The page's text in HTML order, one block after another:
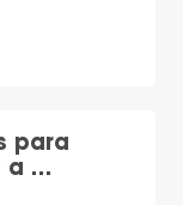
para
a …